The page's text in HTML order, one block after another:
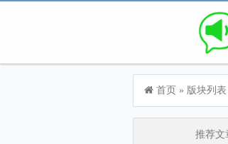
首页 » 版块列表
推荐文